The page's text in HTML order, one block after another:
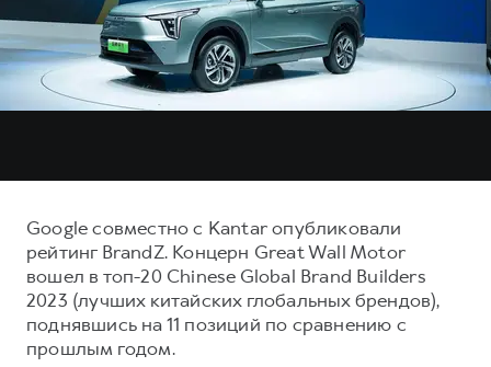
DARGO
от 3 199 000 ₽ от 3 499 000 ₽
F7
от 2 899 000 ₽ от 3 599 000 ₽
Тест-драйв
Трейд-ин
Кредитный калькулятор
Кредит
КОРПОРАТИВНЫМ КЛИЕНТАМ
Для малого бизнеса
СЕРВИСНОЕ ОБСЛУЖИВАНИЕ
Нулевое ТО
Программа «Помощь на дороге»
Электронный ПТС
ПОДДЕРЖКА
GWM Безопасность
Гарантия HAVAL
Мобильное приложение GWM
О дилере
Наша команда
Контакты
Google совместно c Kantar опубликовали
рейтинг BrandZ. Концерн Great Wall Motor
вошел в топ-20 Chinese Global Brand Builders
2023 (лучших китайских глобальных брендов),
поднявшись на 11 позиций по сравнению с
прошлым годом.